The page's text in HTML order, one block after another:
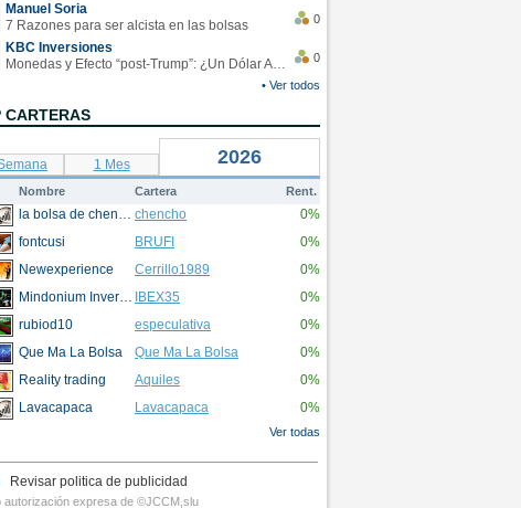
Manuel Soria
7 Razones para ser alcista en las bolsas
0
KBC Inversiones
Monedas y Efecto “post-Trump”: ¿Un Dólar Americano operando en rangos?
0
• Ver todos
CARTERAS
1 Mes 2026
Nombre Cartera Rent.
la bolsa de chencho chencho 0%
fontcusi BRUFI 0%
Newexperience Cerrillo1989 0%
Mindonium Inversions IBEX35 0%
rubiod10 especulativa 0%
Que Ma La Bolsa Que Ma La Bolsa 0%
Reality trading Aquiles 0%
Lavacapaca Lavacapaca 0%
Ver todas
Revisar politica de publicidad
autorización expresa de ©JCCM,slu